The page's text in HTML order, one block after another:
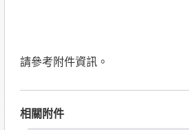
請參考附件資訊。
相關附件